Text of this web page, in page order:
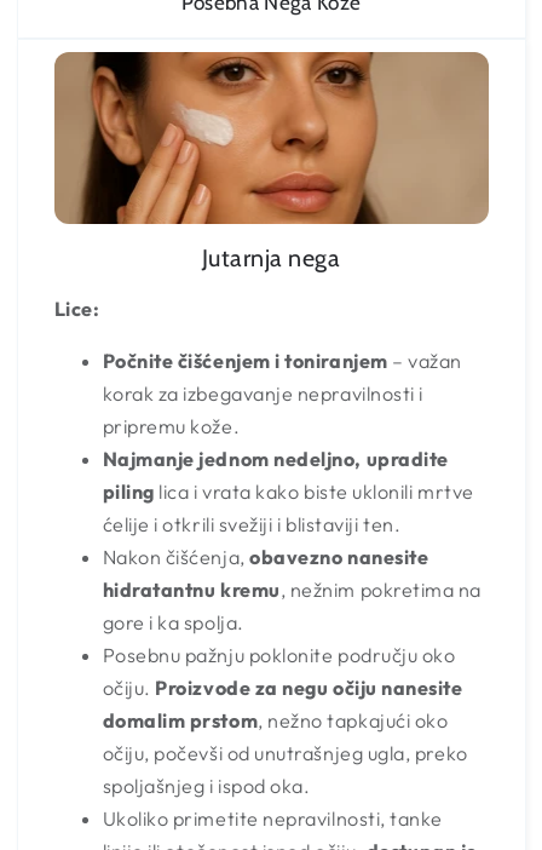
Jutarnja nega
Lice:
Počnite čišćenjem i toniranjem – važan
korak za izbegavanje nepravilnosti i
pripremu kože.
Najmanje jednom nedeljno, upradite
piling lica i vrata kako biste uklonili mrtve
ćelije i otkrili svežiji i blistaviji ten.
Nakon čišćenja,obavezno nanesite
hidratantnu kremu, nežnim pokretima na
gore i ka spolja.
Posebnu pažnju poklonite području oko
očiju. Proizvode za negu očiju nanesite
domalim prstom, nežno tapkajući oko
očiju, počevši od unutrašnjeg ugla, preko
spoljašnjeg i ispod oka.
Ukoliko primetite nepravilnosti, tanke